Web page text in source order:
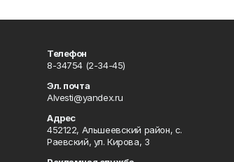
Телефон
8-34754 (2-34-45)
Эл. почта
Alvesti@yandex.ru
Адрес
452122, Альшеевский район, с.
Раевский, ул. Кирова, 3